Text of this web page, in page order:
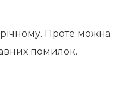
Проте можна
помилок.